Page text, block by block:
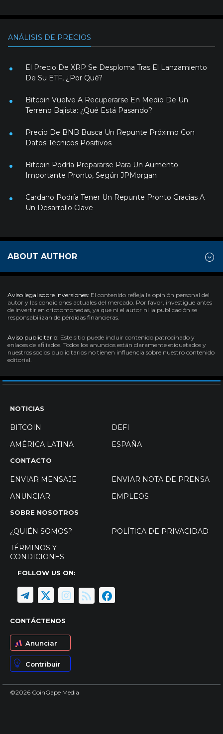
ANÁLISIS DE PRECIOS
El Precio De XRP Se Desploma Tras El Lanzamiento
De Su ETF, ¿Por Qué?
Bitcoin Vuelve A Recuperarse En Medio De Un
Terreno Bajista: ¿Qué Está Pasando?
Precio De BNB Busca Un Repunte Próximo Con
Datos Técnicos Positivos
Bitcoin Podría Prepararse Para Un Aumento
Importante Pronto, Según JPMorgan
Cardano Podría Tener Un Repunte Pronto Gracias A
Un Desarrollo Clave
ABOUT AUTHOR
Aviso legal sobre inversiones: El contenido refleja la opinión personal del
autor y las condiciones actuales del mercado. Por favor, investigue antes
de invertir en criptomonedas, ya que ni el autor ni la publicación se
responsabilizan de pérdidas financieras.
Aviso publicitario: Este sitio puede incluir contenido patrocinado y
enlaces de afiliados. Todos los anuncios están claramente etiquetados y
nuestros socios publicitarios no tienen influencia sobre nuestro contenido
editorial.
NOTICIAS
BITCOIN
DEFI
AMÉRICA LATINA
ESPAÑA
CONTACTO
ENVIAR MENSAJE
ENVIAR NOTA DE PRENSA
ANUNCIAR
EMPLEOS
SOBRE NOSOTROS
¿QUIÉN SOMOS?
POLÍTICA DE PRIVACIDAD
TÉRMINOS Y
CONDICIONES
FOLLOW US ON:
CONTÁCTENOS
Anunciar
Contribuir
©2026 CoinGape Media